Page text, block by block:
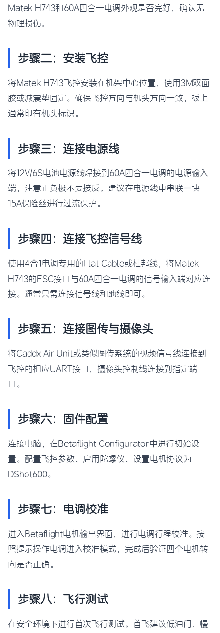
Matek H743和60A四合一电调外观是否完好，确认无
物理损伤。
步骤二：安装飞控
将Matek H743飞控安装在机架中心位置，使用3M双面
胶或减震垫固定。确保飞控方向与机头方向一致，板上
通常印有机头标识。
步骤三：连接电源线
将12V/6S电池电源线焊接到60A四合一电调的电源输入
端，注意正负极不要接反。建议在电源线中串联一块
15A保险丝进行过流保护。
步骤四：连接飞控信号线
使用4合1电调专用的Flat Cable或杜邦线，将Matek
H743的ESC接口与60A四合一电调的信号输入端对应连
接。通常只需连接信号线和地线即可。
步骤五：连接图传与摄像头
将Caddx Air Unit或类似图传系统的视频信号线连接到
飞控的相应UART接口，摄像头控制线连接到指定端
口。
步骤六：固件配置
连接电脑，在Betaflight Configurator中进行初始设
置。配置飞控参数、启用陀螺仪、设置电机协议为
DShot600。
步骤七：电调校准
进入Betaflight电机输出界面，进行电调行程校准。按
照提示操作电调进入校准模式，完成后验证四个电机转
向是否正确。
步骤八：飞行测试
在安全环境下进行首次飞行测试。首飞建议低油门、慢